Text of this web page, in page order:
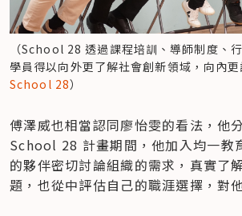
（School 28 透過課程培訓、導師制度、
學員得以向外更了解社會創新領域，向內更
School 28）
傅澤威也相當認同廖怡雯的看法，他
School 28 計畫期間，他加入均一教
的夥伴密切討論組織的需求，真實了
題，也從中評估自己的職涯選擇，對